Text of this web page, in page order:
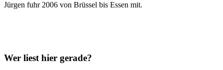
Jürgen fuhr 2006 von Brüssel bis Essen mit.
Wer liest hier gerade?